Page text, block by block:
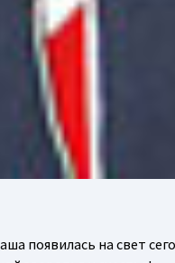
появилась на свет